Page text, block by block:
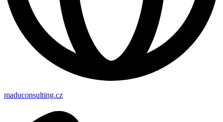
maduconsulting.cz